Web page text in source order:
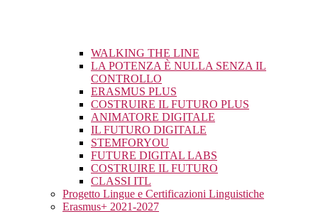
WALKING THE LINE
LA POTENZA È NULLA SENZA IL
CONTROLLO
ERASMUS PLUS
COSTRUIRE IL FUTURO PLUS
ANIMATORE DIGITALE
IL FUTURO DIGITALE
STEMFORYOU
FUTURE DIGITAL LABS
COSTRUIRE IL FUTURO
CLASSI ITL
Progetto Lingue e Certificazioni Linguistiche
Erasmus+ 2021-2027